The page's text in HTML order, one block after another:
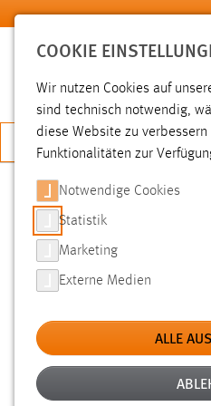
Zum Hauptinhalt springen
JETZT
SUCHE
FILTER
Typ
Erstellungsdatum
COOKIE
Wir nutzen Cookies auf
sind technisch notwendig,
diese Website zu
Funktionalitäten zur
Notwendige Cookies
Statistik
Marketing
Externe Medien
ALLE